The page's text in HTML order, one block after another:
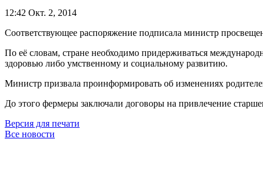
12:42 Окт. 2, 2014
Соответствующее распоряжение подписала министр
По её словам, стране необходимо придерживаться
здоровью либо умственному и социальному развитию.
Министр призвала проинформировать об изменениях
До этого фермеры заключали договоры на привлечение
Версия для печати
Все новости